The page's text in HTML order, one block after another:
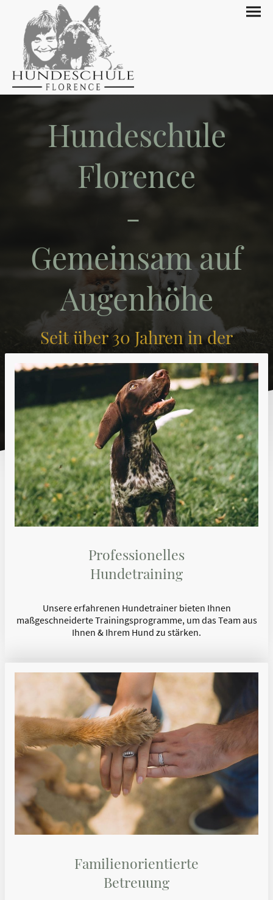
Seit über 30 Jahren in der
Familie
Hundeschule
Florence
-
Gemeinsam auf
Augenhöhe
Professionelles
Hundetraining
Unsere erfahrenen Hundetrainer bieten Ihnen
maßgeschneiderte Trainingsprogramme, um das Team aus
Ihnen & Ihrem Hund zu stärken.
Familienorientierte
Betreuung